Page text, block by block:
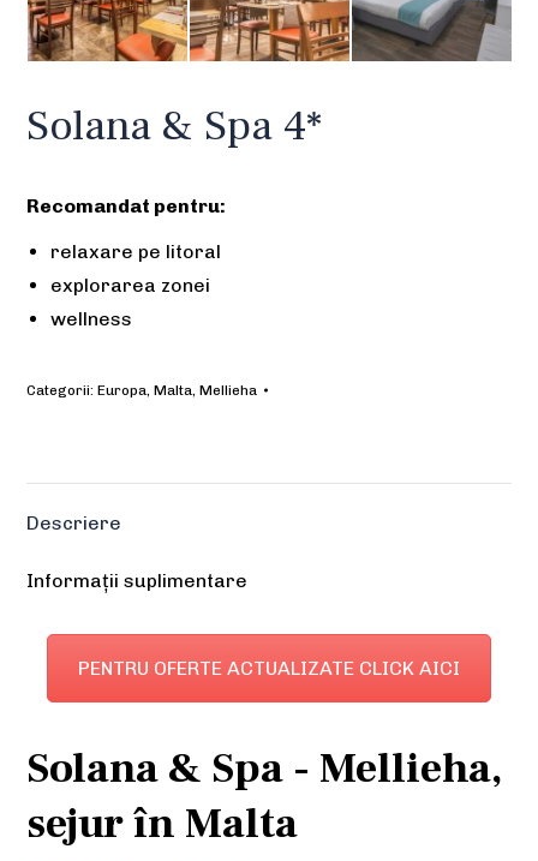
Solana & Spa 4*
Recomandat pentru:
relaxare pe litoral
explorarea zonei
wellness
Categorii:Europa,Malta,Mellieha
Descriere
Informații suplimentare
PENTRU OFERTE ACTUALIZATE CLICK AICI
Solana & Spa - Mellieha,
sejur în Malta